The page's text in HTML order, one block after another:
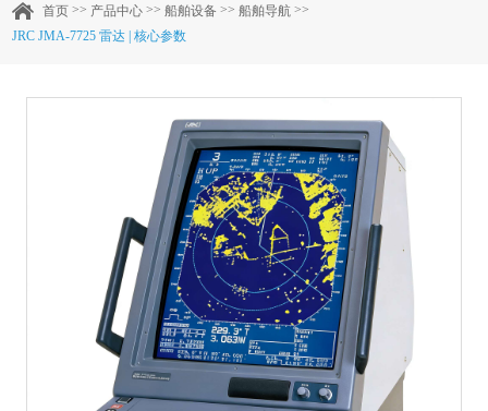
企业实力
客户案例
新闻资讯
联系我们
首页 >> 产品中心 >>船舶设备 >>船舶导航 >>
JRC JMA-7725 雷达 | 核心参数